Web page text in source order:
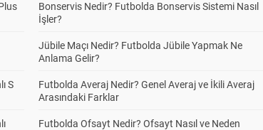
S
Bonservis Nedir? Futbolda Bonservis Sistemi Nasıl
İşler?
Jübile Maçı Nedir? Futbolda Jübile Yapmak Ne
Anlama Gelir?
Futbolda Averaj Nedir? Genel Averaj ve İkili Averaj
Arasındaki Farklar
Futbolda Ofsayt Nedir? Ofsayt Nasıl ve Neden